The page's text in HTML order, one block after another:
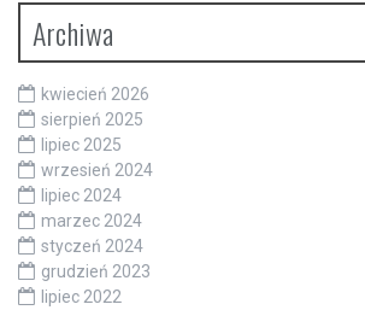
Archiwa
kwiecień 2026
sierpień 2025
lipiec 2025
wrzesień 2024
lipiec 2024
marzec 2024
styczeń 2024
grudzień 2023
lipiec 2022